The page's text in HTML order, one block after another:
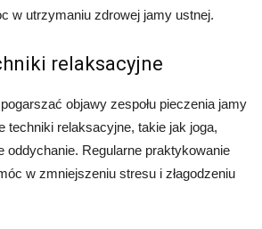
w utrzymaniu zdrowej jamy ustnej.
relaksacyjne
objawy zespołu pieczenia jamy
techniki relaksacyjne, takie jak joga,
oddychanie. Regularne praktykowanie
w zmniejszeniu stresu i złagodzeniu